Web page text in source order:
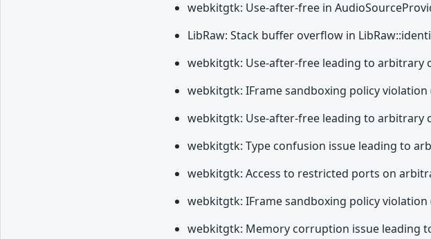
webkitgtk: Use-after-free in
LibRaw: Stack buffer overflow in
webkitgtk: Use-after-free leading to arbitrary
webkitgtk: IFrame sandboxing policy violation
webkitgtk: Use-after-free leading to arbitrary
webkitgtk: Type confusion issue leading to
webkitgtk: Access to restricted ports on
webkitgtk: IFrame sandboxing policy violation
webkitgtk: Memory corruption issue leading